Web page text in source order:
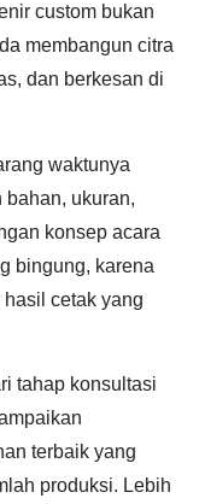
custom bukan
membangun citra
dan berkesan di
waktunya
ukuran,
konsep acara
bingung, karena
cetak yang
tahap konsultasi
terbaik yang
produksi. Lebih